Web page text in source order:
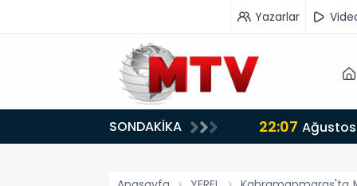
Yazarlar
SONDAKİKA 22:07 Ağustos